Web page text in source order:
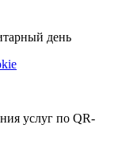
день
услуг по QR-